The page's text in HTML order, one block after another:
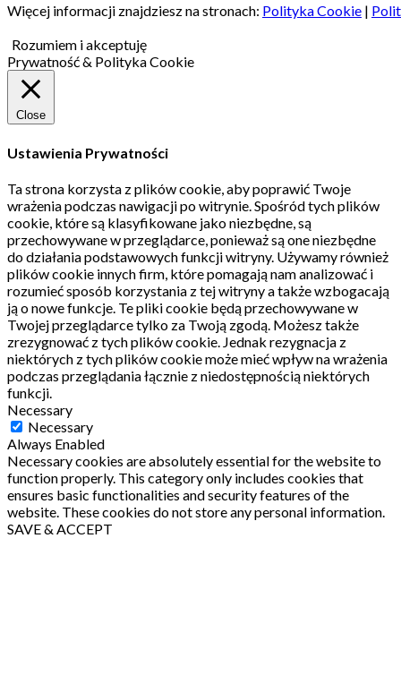
Więcej informacji znajdziesz na stronach: Polityka Cookie |
Rozumiem i akceptuję
Prywatność & Polityka Cookie
Close
Ustawienia Prywatności
Ta strona korzysta z plików cookie, aby poprawić Twoje
wrażenia podczas nawigacji po witrynie.Spośród tych plików
cookie, które są klasyfikowane jako niezbędne, są
przechowywane w przeglądarce, ponieważ są one niezbędne
do działania podstawowych funkcji witryny. Używamy również
plików cookie innych firm, które pomagają nam analizować i
rozumieć sposób korzystania z tej witryny a także wzbogacają
ją o nowe funkcje. Te pliki cookie będą przechowywane w
Twojej przeglądarce tylko za Twoją zgodą. Możesz także
zrezygnować z tych plików cookie. Jednak rezygnacja z
niektórych z tych plików cookie może mieć wpływ na wrażenia
podczas przeglądania łącznie z niedostępnością niektórych
funkcji.
Necessary
Necessary
Always Enabled
Necessary cookies are absolutely essential for the website to
function properly. This category only includes cookies that
ensures basic functionalities and security features of the
website. These cookies do not store any personal information.
SAVE & ACCEPT